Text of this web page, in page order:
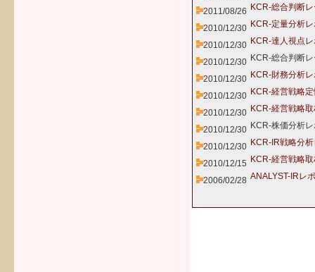
2011/08/26 KCR-総合判断
2010/12/30 KCR-定量分析
2010/12/30 KCR-達人視点
2010/12/30 KCR-総合判断
2010/12/30 KCR-財務分析
2010/12/30 KCR-経営戦略
2010/12/30 KCR-経営戦略
2010/12/30 KCR-株価分析
2010/12/30 KCR-IR戦略分
2010/12/15 KCR-経営戦略
2006/02/28 ANALYST-IRレ